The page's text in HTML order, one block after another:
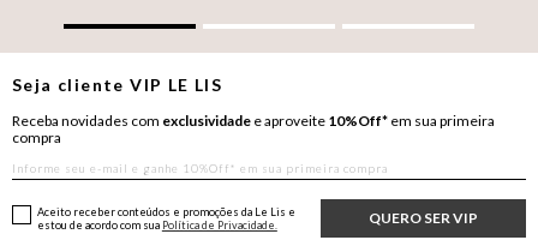
Seja clienteVIP LE LIS
Receba novidades com exclusividade e aproveite 10%Off* em sua primeira
compra
QUERO SER VIP
Aceito receber conteúdos e promoções da Le Lis e
estou de acordo com sua Política de Privacidade.